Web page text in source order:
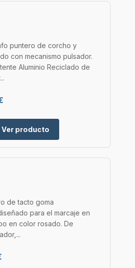
puntero de corcho y
con mecanismo pulsador.
Aluminio Reciclado de
Ver producto
de tacto goma
para el marcaje en
en color rosado. De